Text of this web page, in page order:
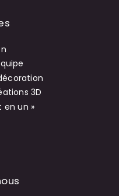
3D
en un »